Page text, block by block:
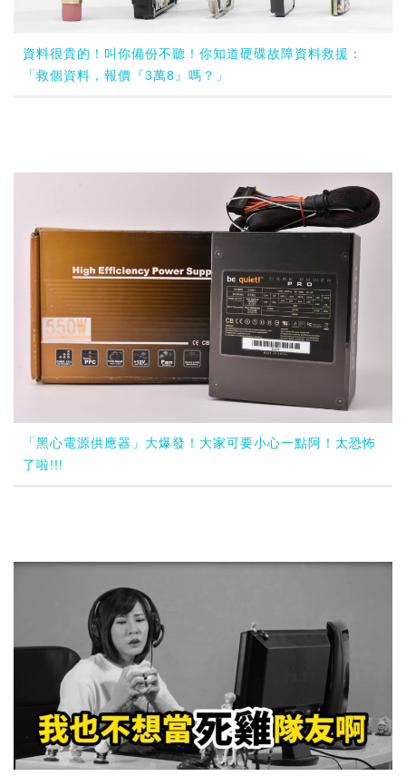
資料很貴的！叫你備份不聽！你知道硬碟故障資料救援：
「救個資料，報價『3萬8』嗎？」
「黑心電源供應器」大爆發！大家可要小心一點阿！太恐怖
了啦!!!